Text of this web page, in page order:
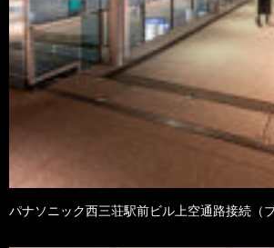
パナソニック西三荘駅前ビル上空通路接続（ブ